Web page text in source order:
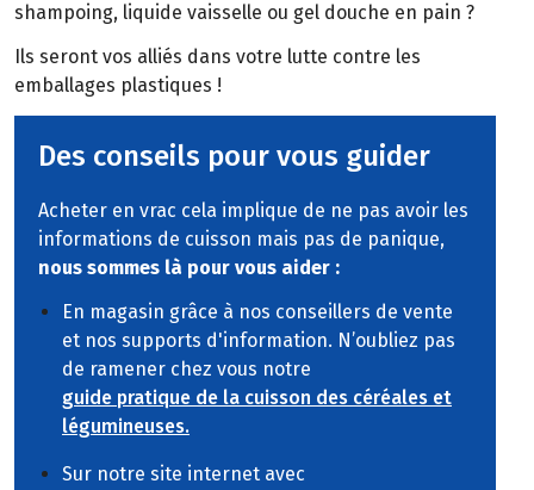
shampoing, liquide vaisselle ou gel douche en pain ?
Ils seront vos alliés dans votre lutte contre les
emballages plastiques !
Des conseils pour vous guider
Acheter en vrac cela implique de ne pas avoir les
informations de cuisson mais pas de panique,
nous sommes là pour vous aider :
En magasin grâce à nos conseillers de vente
et nos supports d'information. N’oubliez pas
de ramener chez vous notre
guide pratique de la cuisson des céréales et
légumineuses.
Sur notre site internet avec